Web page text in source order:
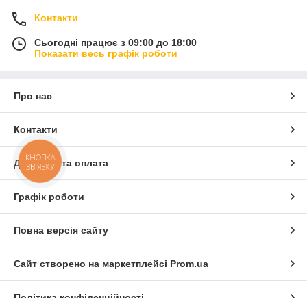
Набори постійного світла для фото та відео
Контакти
Сьогодні працює з 09:00 до 18:00
Показати весь графік роботи
Про нас
Контакти
Доставка та оплата
Графік роботи
Повна версія сайту
Сайт створено на маркетплейсі Prom.ua
КНОПКА
ЗВ'ЯЗКУ